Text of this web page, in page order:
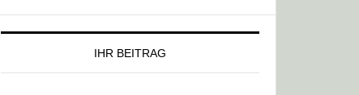
IHR BEITRAG